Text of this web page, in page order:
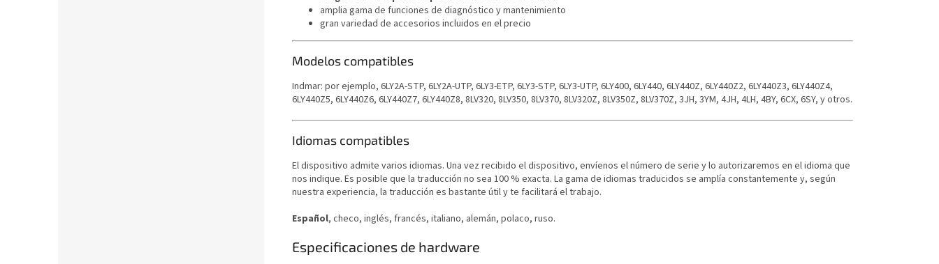
amplia gama de funciones de diagnóstico y mantenimiento
gran variedad de accesorios incluidos en el precio
Modelos compatibles
Indmar: por ejemplo, 6LY2A-STP, 6LY2A-UTP, 6LY3-ETP, 6LY3-STP, 6LY3-UTP, 6LY400, 6LY440, 6LY440Z, 6LY440Z2, 6LY440Z3, 6LY440Z4,
6LY440Z5, 6LY440Z6, 6LY440Z7, 6LY440Z8, 8LV320, 8LV350, 8LV370, 8LV320Z, 8LV350Z, 8LV370Z, 3JH, 3YM, 4JH, 4LH, 4BY, 6CX, 6SY, y otros.
Idiomas compatibles
El dispositivo admite varios idiomas. Una vez recibido el dispositivo, envíenos el número de serie y lo autorizaremos en el idioma que
nos indique. Es posible que la traducción no sea 100 % exacta. La gama de idiomas traducidos se amplía constantemente y, según
nuestra experiencia, la traducción es bastante útil y te facilitará el trabajo.
Español, checo, inglés, francés, italiano, alemán, polaco, ruso.
Especificaciones de hardware